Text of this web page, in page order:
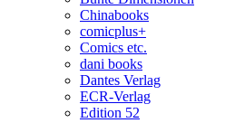
Chinabooks
comicplus+
Comics etc.
dani books
Dantes Verlag
ECR-Verlag
Edition 52